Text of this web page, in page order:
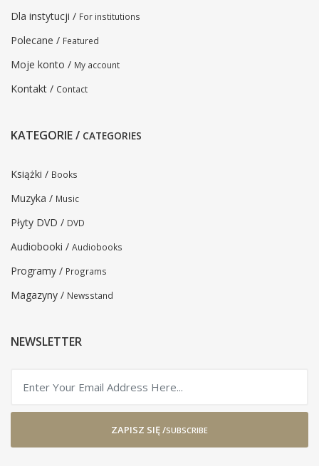
Dla instytucji / For institutions
Polecane / Featured
Moje konto / My account
Kontakt / Contact
KATEGORIE / CATEGORIES
Książki / Books
Muzyka / Music
Płyty DVD / DVD
Audiobooki / Audiobooks
Programy / Programs
Magazyny / Newsstand
NEWSLETTER
ZAPISZ SIĘ /SUBSCRIBE